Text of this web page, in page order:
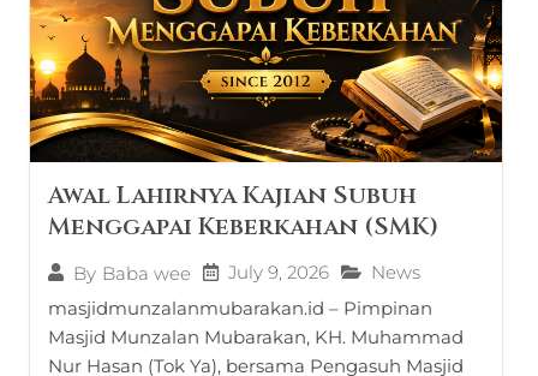
Awal Lahirnya Kajian Subuh
Menggapai Keberkahan (SMK)
By Baba wee July 9, 2026
News
masjidmunzalanmubarakan.id – Pimpinan
Masjid Munzalan Mubarakan, KH. Muhammad
Nur Hasan (Tok Ya), bersama Pengasuh Masjid